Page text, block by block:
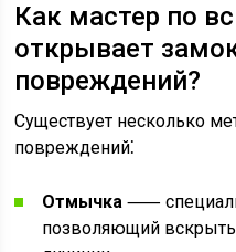
Как мастер по
открывает
повреждений?
Существует несколько
повреждений⁚
Отмычка ⸺
позволяющий